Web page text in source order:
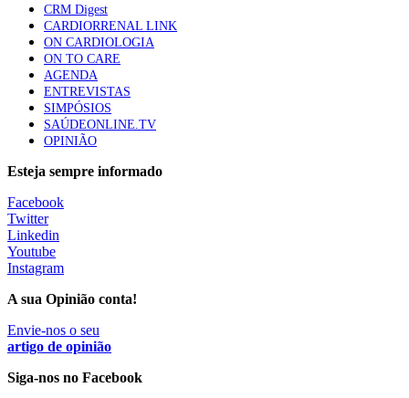
Especialistas defendem mais potássio na alimentação
para ajudar a controlar a hipertensão
57 visualizações
MAIS NOTÍCIAS
estabilidade no SNS
6 Ago, 2026
para tratamentos de infertilidade na Madeira
6 Ago, 2026 |0 Comments
CRM Digest
CARDIORRENAL LINK
ON CARDIOLOGIA
ON TO CARE
AGENDA
ENTREVISTAS
SIMPÓSIOS
SAÚDEONLINE.TV
OPINIÃO
Esteja sempre informado
Facebook
Twitter
Linkedin
Youtube
Instagram
A sua Opinião conta!
Envie-nos o seu
artigo de opinião
Siga-nos no Facebook